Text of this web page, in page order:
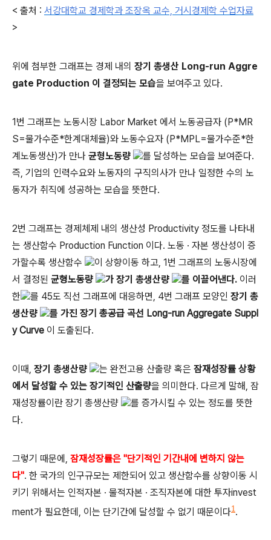
< 출처 : 서강대학교 경제학과 조장옥 교수, 거시경제학 수업자료
>
위에 첨부한 그래프는 경제 내의 장기 총생산 Long-run Aggre
gate Production 이 결정되는 모습을 보여주고 있다.
1번 그래프는 노동시장 Labor Market 에서 노동공급자 (P*MR
S=물가수준*한계대체율)와 노동수요자 (P*MPL=물가수준*한
계노동생산)가 만나 균형노동량
를 달성하는 모습을 보여준다.
즉, 기업의 인력수요와 노동자의 구직의사가 만나 일정한 수의 노
동자가 취직에 성공하는 모습을 뜻한다.
2번 그래프는 경제체제 내의 생산성 Productivity 정도를 나타내
는 생산함수 Production Function 이다. 노동 · 자본 생산성이 증
가할수록 생산함수
이 상향이동 하고, 1번 그래프의 노동시장에
서 결정된 균형노동량 가 장기 총생산량 를 이끌어낸다. 이러
한
를 45도 직선 그래프에 대응하면, 4번 그래프 모양인 장기 총
생산량
를 가진 장기 총공급 곡선 Long-run Aggregate Suppl
y Curve 이 도출된다.
이때, 장기 총생산량 는 완전고용 산출량 혹은 잠재성장률 상황
에서 달성할 수 있는 장기적인 산출량을 의미한다. 다르게 말해, 잠
재성장률이란 장기 총생산량
를 증가시킬 수 있는 정도를 뜻한
다.
그렇기 때문에, 잠재성장률은 "단기적인 기간내에 변하지 않는
다". 한 국가의 인구규모는 제한되어 있고 생산함수를 상향이동 시
키기 위해서는 인적자본 · 물적자본 · 조직자본에 대한 투자invest
ment가 필요한데, 이는 단기간에 달성할 수 없기 때문이다1 .